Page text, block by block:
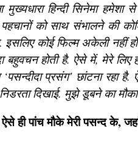
मुख्यधारा हिन्दी सिनेमा
को साथ संभालने की
इसलिए कोई फिल्म अकेली नहीं
बहुवचन होती है. ऐसे में, मेरे लिए
प्रसंग’ छांटना रहा
दिखाई. मुझे डूबने का मौका
पांच मौके मेरी पसन्द के, जहां